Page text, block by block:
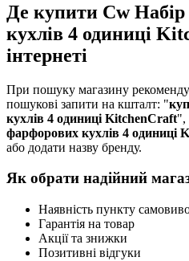
Де купити Cw
кухлів 4 одиниці
інтернеті
При пошуку магазину
пошукові запити на кшталт: "
кухлів 4 одиниці KitchenCraft",
фарфорових кухлів 4 одиниці
або додати назву бренду.
Як обрати надійний
Наявність пункту
Гарантія на товар
Акції та знижки
Позитивні відгуки